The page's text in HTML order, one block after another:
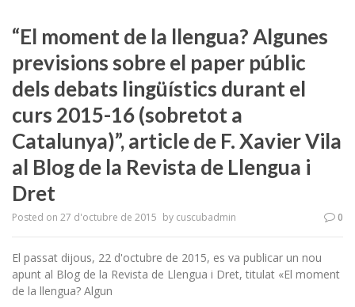
“El moment de la llengua? Algunes
previsions sobre el paper públic
dels debats lingüístics durant el
curs 2015-16 (sobretot a
Catalunya)”, article de F. Xavier Vila
al Blog de la Revista de Llengua i
Dret
Posted on 27 d'octubre de 2015 by cuscubadmin 0
El passat dijous, 22 d'octubre de 2015, es va publicar un nou
apunt al Blog de la Revista de Llengua i Dret, titulat «El moment
de la llengua? Algun